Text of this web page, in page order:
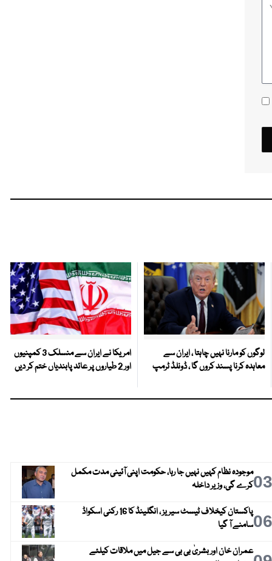
لوگوں کو مارنا نہیں چاہتا ، ایران سے
معاہدہ کرنا پسند کروں گا ، ڈونلڈ ٹرمپ
امریکا نے ایران سے منسلک 3 کمپنیوں
اور 2 طیاروں پر عائد پابندیاں ختم کر دیں
03موجودہ نظام کہیں نہیں جا رہا، حکومت اپنی آئینی مدت مکمل
کرے گی، وزیر داخلہ
06
پاکستان کیخلاف ٹیسٹ سیریز ، انگلینڈ کا 16 رکنی اسکواڈ
سامنے آ گیا
عمران خان اور بشریٰ بی بی سے جیل میں ملاقات کیلئے